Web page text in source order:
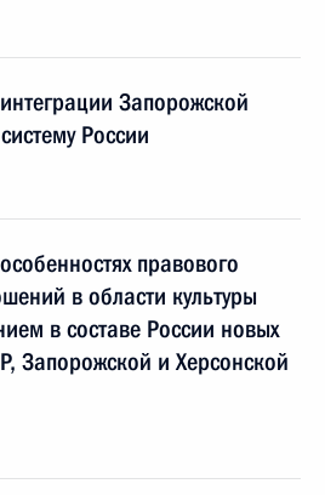
Запорожской
России
правового
в области культуры
в составе России новых
Запорожской и Херсонской